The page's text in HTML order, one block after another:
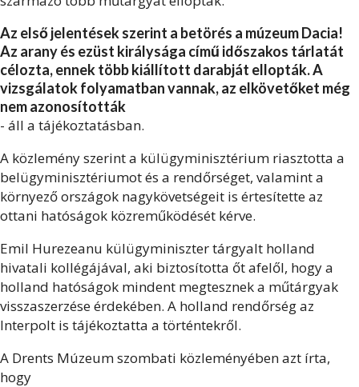
Az első jelentések szerint a betörés a múzeum Dacia!
Az arany és ezüst királysága című időszakos tárlatát
célozta, ennek több kiállított darabját ellopták. A
vizsgálatok folyamatban vannak, az elkövetőket még
nem azonosították
- áll a tájékoztatásban.
A közlemény szerint a külügyminisztérium riasztotta a
belügyminisztériumot és a rendőrséget, valamint a
környező országok nagykövetségeit is értesítette az
ottani hatóságok közreműködését kérve.
Emil Hurezeanu külügyminiszter tárgyalt holland
hivatali kollégájával, aki biztosította őt afelől, hogy a
holland hatóságok mindent megtesznek a műtárgyak
visszaszerzése érdekében. A holland rendőrség az
Interpolt is tájékoztatta a történtekről.
A Drents Múzeum szombati közleményében azt írta,
hogy